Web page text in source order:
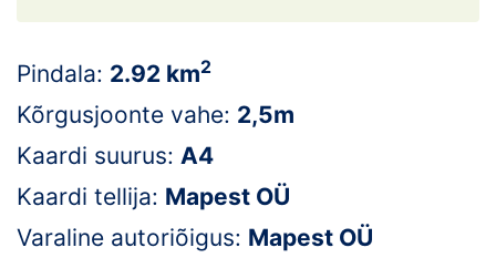
EOL
Galerii
Pindala: 2.92 km2
Kõrgusjoonte vahe: 2,5m
Kaardi suurus: A4
Kaardi tellija: Mapest OÜ
Varaline autoriõigus: Mapest OÜ